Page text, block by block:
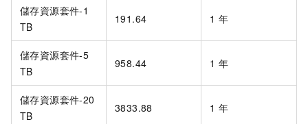
儲存資源套件-1
TB
191.64 1 年
儲存資源套件-5
TB
958.44 1 年
儲存資源套件-20
TB
3833.88 1 年